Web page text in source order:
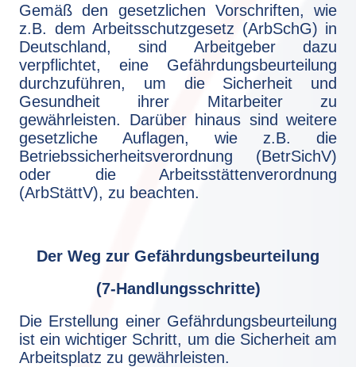
Gemäß den gesetzlichen Vorschriften, wie
z.B. dem Arbeitsschutzgesetz (ArbSchG) in
Deutschland, sind Arbeitgeber dazu
verpflichtet, eine Gefährdungsbeurteilung
durchzuführen, um die Sicherheit und
Gesundheit ihrer Mitarbeiter zu
gewährleisten. Darüber hinaus sind weitere
gesetzliche Auflagen, wie z.B. die
Betriebssicherheitsverordnung (BetrSichV)
oder die Arbeitsstättenverordnung
(ArbStättV), zu beachten.
Der Weg zur Gefährdungsbeurteilung
(7-Handlungsschritte)
Die Erstellung einer Gefährdungsbeurteilung
ist ein wichtiger Schritt, um die Sicherheit am
Arbeitsplatz zu gewährleisten.